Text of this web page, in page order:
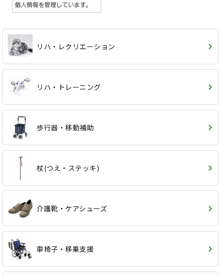
リハ・レクリエーション
リハ・トレーニング
歩行器・移動補助
杖(つえ・ステッキ)
介護靴・ケアシューズ
車椅子・移乗支援